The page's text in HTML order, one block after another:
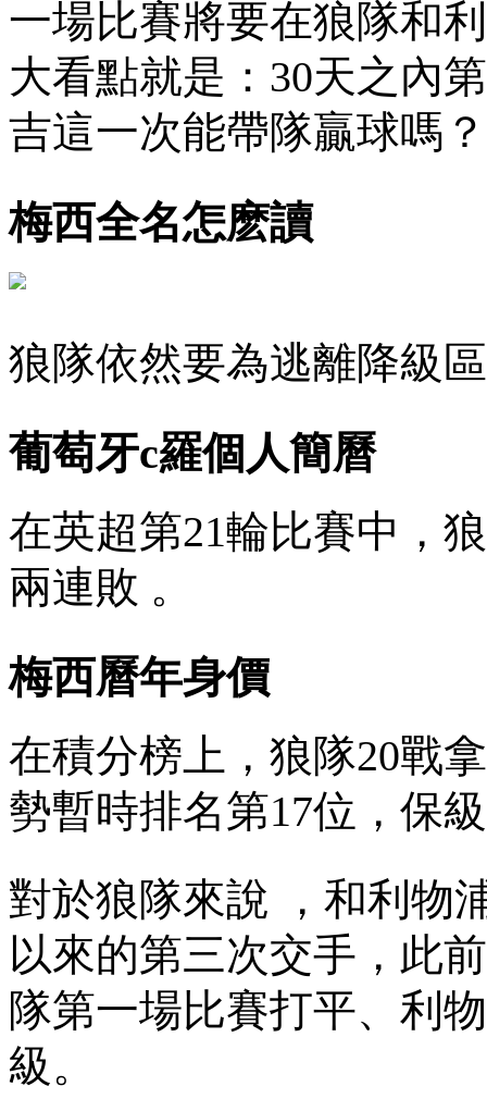
一場比賽將要在狼隊和利
大看點就是：30天之內
吉這一次能帶隊贏球嗎？
梅西全名怎麽讀
狼隊依然要為逃離降級
葡萄牙c羅個人簡曆
在英超第21輪比賽中 ，
兩連敗 。
梅西曆年身價
在積分榜上，狼隊20戰
勢暫時排名第17位 ，保
對於狼隊來說 ，和利物
以來的第三次交手
隊第一場比賽打平、
級。